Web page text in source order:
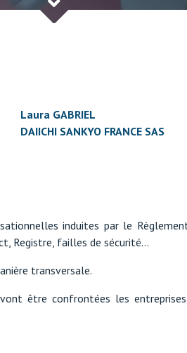
Laura GABRIEL
DAIICHI SANKYO FRANCE SAS
induites par le
Registre, failles de sécurité…
transversale.
être confrontées les